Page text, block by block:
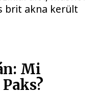
brit akna került
Mi